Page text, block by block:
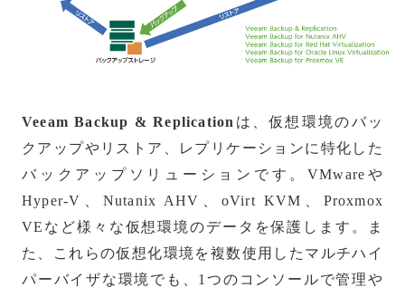
Veeam Backup & Replication は、仮想環境のバッ
クアップやリストア、レプリケーションに特化した
バックアップソリューションです。VMwareや
Hyper-V、Nutanix AHV、oVirt KVM、Proxmox
VEなど様々な仮想環境のデータを保護します。ま
た、これらの仮想化環境を複数使用したマルチハイ
パーバイザな環境でも、1つのコンソールで管理や